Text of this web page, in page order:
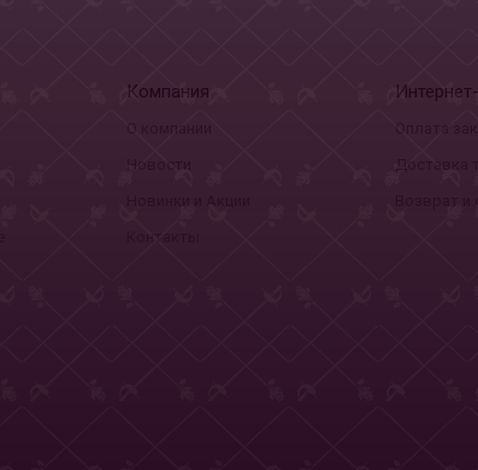
Компания
О компании
Оплата
Доставка